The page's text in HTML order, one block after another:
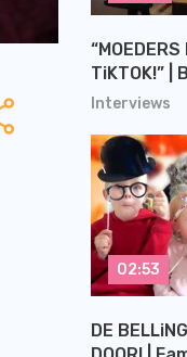
Interviews
“MOEDERS
TiKTOK!” |
DE
02:53